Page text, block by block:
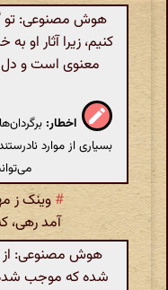
هوش مصنوعی: تو
کنیم، زیرا آثار
معنوی است و
اخطار:
بسیاری از موارد
# وینک ز
آمد رهی،
هوش مصنوعی: از
شده که موجب شده